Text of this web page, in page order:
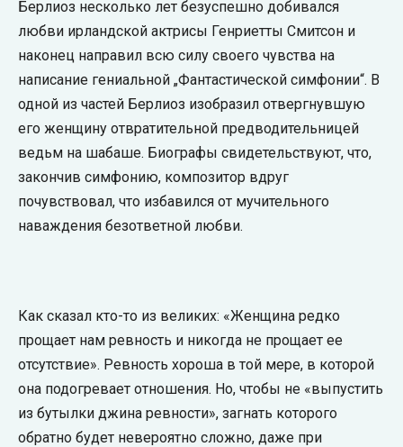
Берлиоз несколько лет безуспешно добивался
любви ирландской актрисы Генриетты Смитсон и
наконец направил всю силу своего чувства на
написание гениальной „Фантастической симфонии“. В
одной из частей Берлиоз изобразил отвергнувшую
его женщину отвратительной предводительницей
ведьм на шабаше. Биографы свидетельствуют, что,
закончив симфонию, композитор вдруг
почувствовал, что избавился от мучительного
наваждения безответной любви.
Как сказал кто-то из великих: «Женщина редко
прощает нам ревность и никогда не прощает ее
отсутствие». Ревность хороша в той мере, в которой
она подогревает отношения. Но, чтобы не «выпустить
из бутылки джина ревности», загнать которого
обратно будет невероятно сложно, даже при